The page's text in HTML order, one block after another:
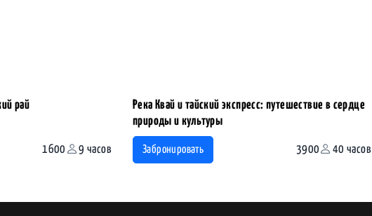
рай
1600 9 часов
Река Квай и тайский экспресс: путешествие в сердце
природы и культуры
Забронировать 3900 40 часов